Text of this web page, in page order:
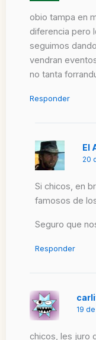
obio tampa en
diferencia pero
seguimos
vendran
no tanta
Responder
El
20
Si chicos, en
famosos de
Seguro que
Responder
19
chicos, les juro